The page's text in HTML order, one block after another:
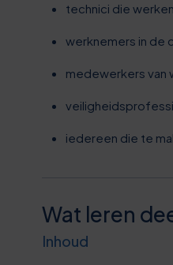
technici die
werknemers in de
medewerkers van
iedereen die te
Wat leren
Inhoud
0
3
8
8
9
0